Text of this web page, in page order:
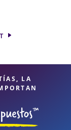
en East
en 922 Main
expertos
y diversidad
LA